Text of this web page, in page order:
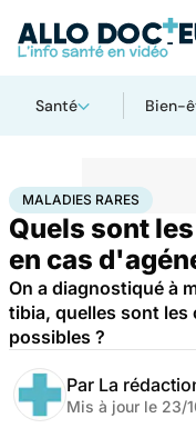
Santé Bien-
AccueilSantéMaladies
MALADIES RARES
Quels sont
en cas
On a diagnostiqué à
tibia, quelles sont les
possibles ?
Par La
Mis à jour le 23/